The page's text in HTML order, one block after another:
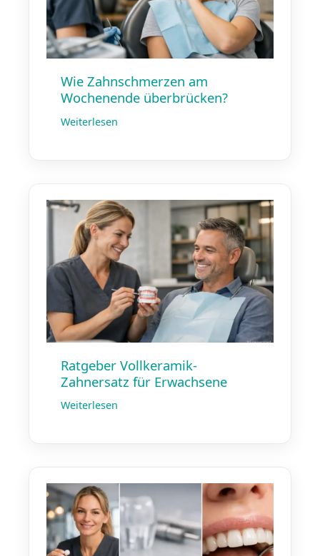
Wie Zahnschmerzen am
Wochenende überbrücken?
Weiterlesen
Ratgeber Vollkeramik-
Zahnersatz für Erwachsene
Weiterlesen